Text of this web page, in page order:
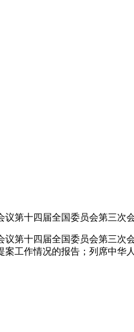
十四届全国委员会第三次会
十四届全国委员会第三次
工作情况的报告；列席中华